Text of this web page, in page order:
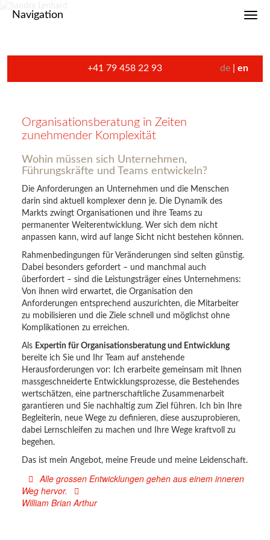
Navigation
+41 79 458 22 93 de en
Organisationsberatung in Zeiten
zunehmender Komplexität
Wohin müssen sich Unternehmen,
Führungskräfte und Teams entwickeln?
Die Anforderungen an Unternehmen und die Menschen
darin sind aktuell komplexer denn je. Die Dynamik des
Markts zwingt Organisationen und ihre Teams zu
permanenter Weiterentwicklung. Wer sich dem nicht
anpassen kann, wird auf lange Sicht nicht bestehen können.
Rahmenbedingungen für Veränderungen sind selten günstig.
Dabei besonders gefordert – und manchmal auch
überfordert – sind die Leistungsträger eines Unternehmens:
Von ihnen wird erwartet, die Organisation den
Anforderungen entsprechend auszurichten, die Mitarbeiter
zu mobilisieren und die Ziele schnell und möglichst ohne
Komplikationen zu erreichen.
Als Expertin für Organisationsberatung und Entwicklung
bereite ich Sie und Ihr Team auf anstehende
Herausforderungen vor: Ich erarbeite gemeinsam mit Ihnen
massgeschneiderte Entwicklungsprozesse, die Bestehendes
wertschätzen, eine partnerschaftliche Zusammenarbeit
garantieren und Sie nachhaltig zum Ziel führen. Ich bin Ihre
Begleiterin, neue Wege zu definieren, diese auszuprobieren,
dabei Lernschleifen zu machen und Ihre Wege kraftvoll zu
begehen.
Das ist mein Angebot, meine Freude und meine Leidenschaft.
Alle grossen Entwicklungen gehen aus einem inneren
Weg hervor.
William Brian Arthur